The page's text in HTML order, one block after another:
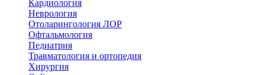
Кардиология
Неврология
Отоларингология ЛОР
Офтальмология
Педиатрия
Травматология и ортопедия
Хирургия